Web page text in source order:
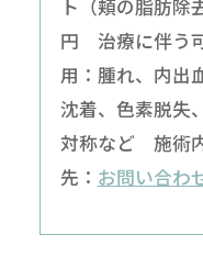
ト（頬の脂肪
円 治療に伴う
用：腫れ、内出
沈着、色素脱失
対称など 施術
先： お問い合わ